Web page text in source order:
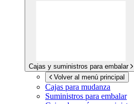
Cajas y suministros para embalar
Volver al menú principal
Cajas para mudanza
Suministros para embalar